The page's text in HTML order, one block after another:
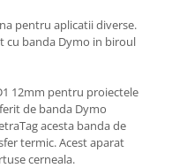
pentru aplicatii diverse.
cu banda Dymo in biroul
12mm pentru proiectele
de banda Dymo
acesta banda de
termic. Acest aparat
cerneala.